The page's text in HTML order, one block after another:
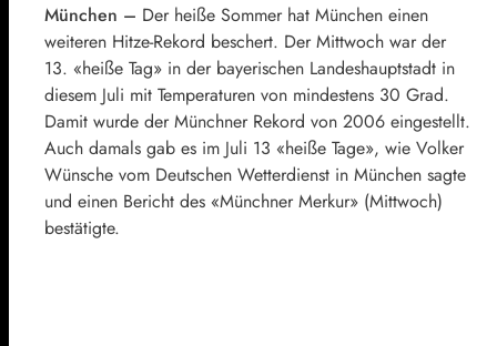
München – Der heiße Sommer hat München einen
weiteren Hitze-Rekord beschert. Der Mittwoch war der
13. «heiße Tag» in der bayerischen Landeshauptstadt in
diesem Juli mit Temperaturen von mindestens 30 Grad.
Damit wurde der Münchner Rekord von 2006 eingestellt.
Auch damals gab es im Juli 13 «heiße Tage», wie Volker
Wünsche vom Deutschen Wetterdienst in München sagte
und einen Bericht des «Münchner Merkur» (Mittwoch)
bestätigte.